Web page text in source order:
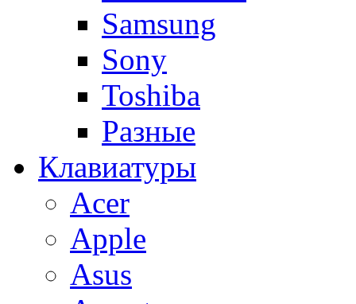
Samsung
Sony
Toshiba
Разные
Клавиатуры
Acer
Apple
Asus